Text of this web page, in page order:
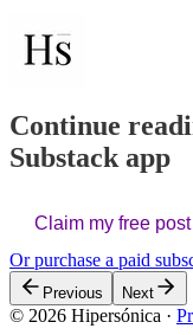
Continue
Substack app
Claim my free post
Or purchase a paid
Previous Next
© 2026 Hipersónica ·